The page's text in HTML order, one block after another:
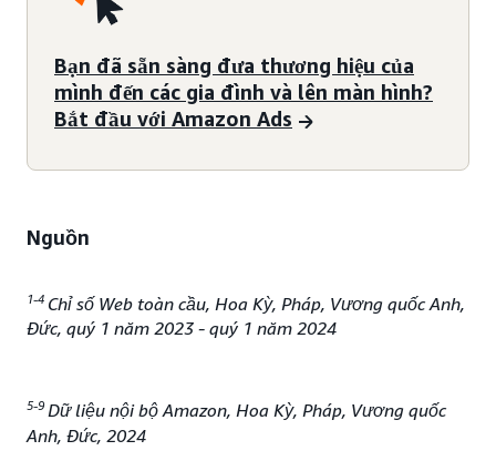
Bạn đã sẵn sàng đưa thương hiệu của
mình đến các gia đình và lên màn hình?
Bắt đầu với Amazon Ads
Nguồn
1-4 Chỉ số Web toàn cầu, Hoa Kỳ, Pháp, Vương quốc Anh,
Đức, quý 1 năm 2023 - quý 1 năm 2024
5-9 Dữ liệu nội bộ Amazon, Hoa Kỳ, Pháp, Vương quốc
Anh, Đức, 2024